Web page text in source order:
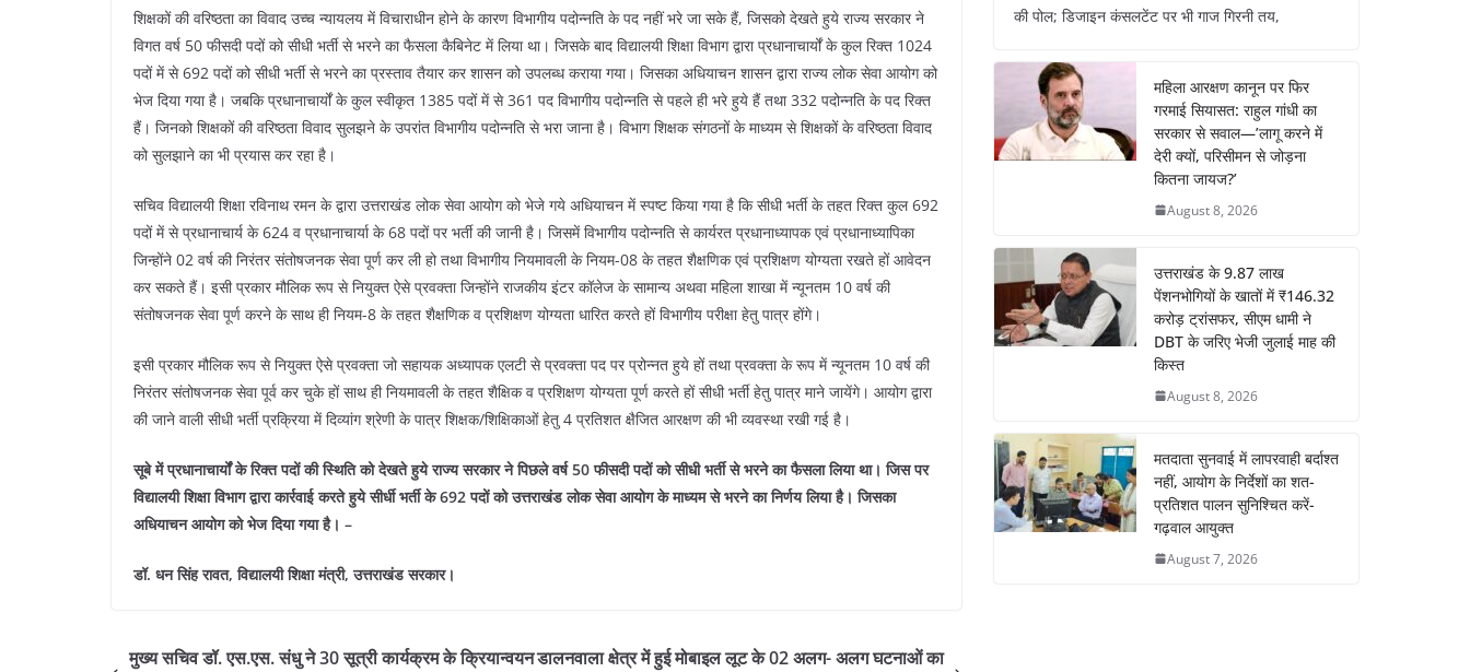
शिक्षकों की वरिष्ठता का विवाद उच्च न्यायलय में विचाराधीन होने के कारण विभागीय पदोन्नति के पद नहीं भरे जा सके हैं, जिसको देखते हुये राज्य सरकार ने
विगत वर्ष 50 फीसदी पदों को सीधी भर्ती से भरने का फैसला कैबिनेट में लिया था। जिसके बाद विद्यालयी शिक्षा विभाग द्वारा प्रधानाचार्यों के कुल रिक्त 1024
पदों में से 692 पदों को सीधी भर्ती से भरने का प्रस्ताव तैयार कर शासन को उपलब्ध कराया गया। जिसका अधियाचन शासन द्वारा राज्य लोक सेवा आयोग को
भेज दिया गया है। जबकि प्रधानाचार्यों के कुल स्वीकृत 1385 पदों में से 361 पद विभागीय पदोन्नति से पहले ही भरे हुये हैं तथा 332 पदोन्नति के पद रिक्त
हैं। जिनको शिक्षकों की वरिष्ठता विवाद सुलझने के उपरांत विभागीय पदोन्नति से भरा जाना है। विभाग शिक्षक संगठनों के माध्यम से शिक्षकों के वरिष्ठता विवाद
को सुलझाने का भी प्रयास कर रहा है।
सचिव विद्यालयी शिक्षा रविनाथ रमन के द्वारा उत्तराखंड लोक सेवा आयोग को भेजे गये अधियाचन में स्पष्ट किया गया है कि सीधी भर्ती के तहत रिक्त कुल 692
पदों में से प्रधानाचार्य के 624 व प्रधानाचार्या के 68 पदों पर भर्ती की जानी है। जिसमें विभागीय पदोन्नति से कार्यरत प्रधानाध्यापक एवं प्रधानाध्यापिका
जिन्होंने 02 वर्ष की निरंतर संतोषजनक सेवा पूर्ण कर ली हो तथा विभागीय नियमावली के नियम-08 के तहत शैक्षणिक एवं प्रशिक्षण योग्यता रखते हों आवेदन
कर सकते हैं। इसी प्रकार मौलिक रूप से नियुक्त ऐसे प्रवक्ता जिन्होंने राजकीय इंटर कॉलेज के सामान्य अथवा महिला शाखा में न्यूनतम 10 वर्ष की
संतोषजनक सेवा पूर्ण करने के साथ ही नियम-8 के तहत शैक्षणिक व प्रशिक्षण योग्यता धारित करते हों विभागीय परीक्षा हेतु पात्र होंगे।
इसी प्रकार मौलिक रूप से नियुक्त ऐसे प्रवक्ता जो सहायक अध्यापक एलटी से प्रवक्ता पद पर प्रोन्नत हुये हों तथा प्रवक्ता के रूप में न्यूनतम 10 वर्ष की
निरंतर संतोषजनक सेवा पूर्व कर चुके हों साथ ही नियमावली के तहत शैक्षिक व प्रशिक्षण योग्यता पूर्ण करते हों सीधी भर्ती हेतु पात्र माने जायेंगे। आयोग द्वारा
की जाने वाली सीधी भर्ती प्रक्रिया में दिव्यांग श्रेणी के पात्र शिक्षक/शिक्षिकाओं हेतु 4 प्रतिशत क्षैजित आरक्षण की भी व्यवस्था रखी गई है।
सूबे में प्रधानाचार्यों के रिक्त पदों की स्थिति को देखते हुये राज्य सरकार ने पिछले वर्ष 50 फीसदी पदों को सीधी भर्ती से भरने का फैसला लिया था। जिस पर
विद्यालयी शिक्षा विभाग द्वारा कार्रवाई करते हुये सीर्धी भर्ती के 692 पदों को उत्तराखंड लोक सेवा आयोग के माध्यम से भरने का निर्णय लिया है। जिसका
अधियाचन आयोग को भेज दिया गया है। –
डॉ. धन सिंह रावत, विद्यालयी शिक्षा मंत्री, उत्तराखंड सरकार।
मुख्य सचिव डॉ. एस.एस. संधु ने 30 सूत्री कार्यक्रम के क्रियान्वयनडालनवाला क्षेत्र में हुई मोबाइल लूट के 02 अलग- अलग घटनाओं का
की पोल; डिजाइन कंसलटेंट पर भी गाज गिरनी तय,
महिला आरक्षण कानून पर फिर
गरमाई सियासत: राहुल गांधी का
सरकार से सवाल—’लागू करने में
देरी क्यों, परिसीमन से जोड़ना
कितना जायज?’
August 8, 2026
उत्तराखंड के 9.87 लाख
पेंशनभोगियों के खातों में ₹146.32
करोड़ ट्रांसफर, सीएम धामी ने
DBT के जरिए भेजी जुलाई माह की
किस्त
August 8, 2026
मतदाता सुनवाई में लापरवाही बर्दाश्त
नहीं, आयोग के निर्देशों का शत-
प्रतिशत पालन सुनिश्चित करें-
गढ़वाल आयुक्त
August 7, 2026